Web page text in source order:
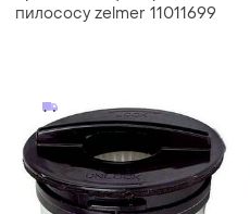
пилососу zelmer 11011699